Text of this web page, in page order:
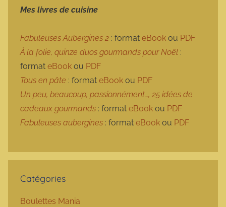
Mes livres de cuisine
Fabuleuses Aubergines 2 : format eBook ou PDF
À la folie, quinze duos gourmands pour Noël :
format eBook ou PDF
Tous en pâte : format eBook ou PDF
Un peu, beaucoup, passionnément…, 25 idées de
cadeaux gourmands : format eBook ou PDF
Fabuleuses aubergines : format eBook ou PDF
Catégories
Boulettes Mania